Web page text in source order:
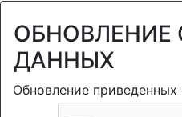
ДАННЫХ
Обновление приведенных